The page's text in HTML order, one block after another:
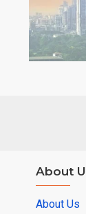
About
About Us